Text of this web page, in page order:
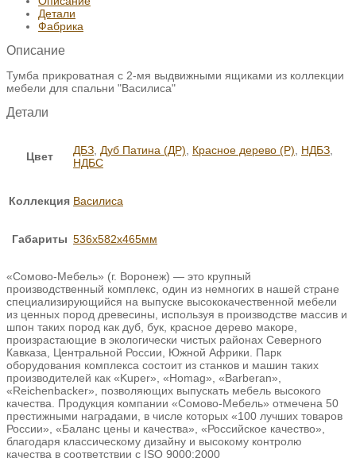
Детали
Фабрика
Описание
Тумба прикроватная с 2-мя выдвижными ящиками из коллекции
мебели для спальни "Василиса"
Детали
Цвет ДБЗ, Дуб Патина (ДР), Красное дерево (Р), НДБЗ,
НДБС
Коллекция Василиса
Габариты 536х582х465мм
«Сомово-Мебель» (г. Воронеж) — это крупный
производственный комплекс, один из немногих в нашей стране
специализирующийся на выпуске высококачественной мебели
из ценных пород древесины, используя в производстве массив и
шпон таких пород как дуб, бук, красное дерево макоре,
произрастающие в экологически чистых районах Северного
Кавказа, Центральной России, Южной Африки. Парк
оборудования комплекса состоит из станков и машин таких
производителей как «Kuper», «Homag», «Barberan»,
«Reichenbacker», позволяющих выпускать мебель высокого
качества. Продукция компании «Сомово-Мебель» отмечена 50
престижными наградами, в числе которых «100 лучших товаров
России», «Баланс цены и качества», «Российское качество»,
благодаря классическому дизайну и высокому контролю
качества в соответствии с ISO 9000:2000